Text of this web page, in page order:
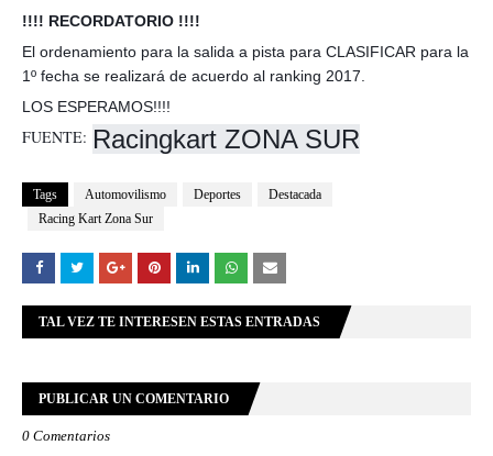
!!!! RECORDATORIO !!!!
El ordenamiento para la salida a pista para CLASIFICAR para la
1º fecha se realizará de acuerdo al ranking 2017.
LOS ESPERAMOS!!!!
FUENTE: Racingkart ZONA SUR
Tags Automovilismo Deportes
Destacada
Racing Kart Zona Sur
TAL VEZ TE INTERESEN ESTAS ENTRADAS
PUBLICAR UN COMENTARIO
0 Comentarios